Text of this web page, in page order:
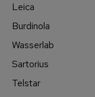
Leica
Burdinola
Wasserlab
Sartorius
Telstar